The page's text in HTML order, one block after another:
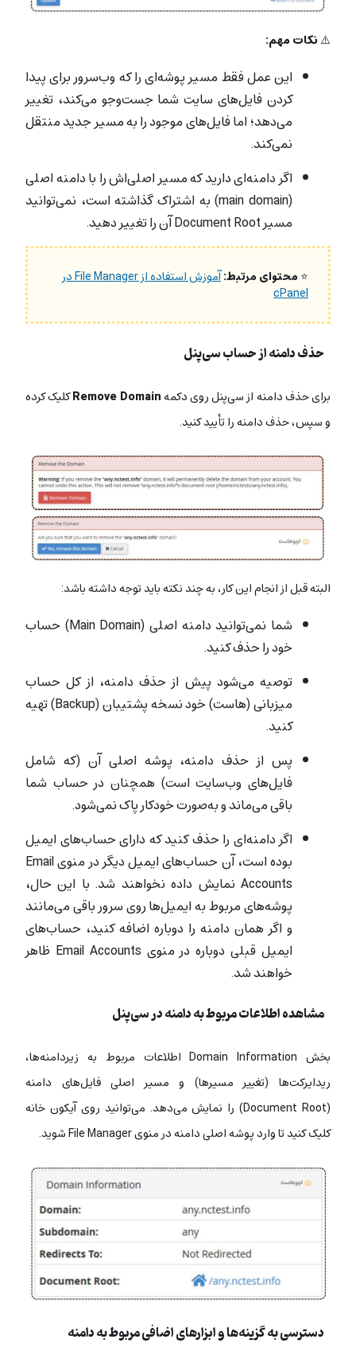
⚠️نکات مهم:
این عمل فقط مسیر پوشه‌ای را که وب‌سرور برای پیدا
کردن فایل‌های سایت شما جست‌وجو می‌کند، تغییر
می‌دهد؛ اما فایل‌های موجود را به مسیر جدید منتقل
نمی‌کند.
اگر دامنه‌ای دارید که مسیر اصلی‌اش را با دامنه‌ اصلی
(main domain) به‌ اشتراک گذاشته است، نمی‌توانید
مسیر Document Root آن را تغییر دهید.
⭐محتوای مرتبط: آموزش استفاده از File Manager در
cPanel
حذف دامنه از حساب سی‌پنل
برای حذف دامنه از سی‌پنل روی دکمه‌Remove Domainکلیک کرده
و سپس، حذف دامنه را تأیید کنید.
البته قبل از انجام این کار، به چند نکته باید توجه داشته باشد:
شما نمی‌توانید دامنه‌ اصلی (Main Domain) حساب
خود را حذف کنید.
توصیه می‌شود پیش از حذف دامنه، از کل حساب
میزبانی (هاست) خود نسخه پشتیبان (Backup) تهیه
کنید.
پس از حذف دامنه، پوشه‌ اصلی آن (که شامل
فایل‌های وب‌سایت است) همچنان در حساب شما
باقی می‌ماند و به‌صورت خودکار پاک نمی‌شود.
اگر دامنه‌ای را حذف کنید که دارای حساب‌های ایمیل
بوده است، آن حساب‌های ایمیل دیگر در منوی Email
Accounts نمایش داده نخواهند شد. با این حال،
پوشه‌های مربوط به ایمیل‌ها روی سرور باقی می‌مانند
و اگر همان دامنه را دوباره اضافه کنید، حساب‌های
ایمیل قبلی دوباره در منوی Email Accounts ظاهر
خواهند شد.
مشاهده اطلاعات مربوط به دامنه در سی‌پنل
بخش Domain Information اطلاعات مربوط به زیردامنه‌ها،
ریدایرکت‌ها (تغییر مسیرها) و مسیر اصلی فایل‌های دامنه
(Document Root) را نمایش می‌دهد. می‌توانید روی آیکون خانه
کلیک کنید تا وارد پوشه‌ اصلی دامنه در منوی File Manager شوید.
دسترسی به گزینه‌ها و ابزارهای اضافی مربوط به دامنه